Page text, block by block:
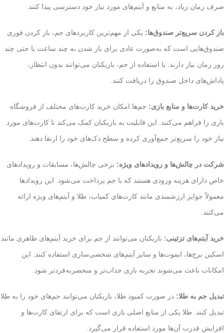
صرف زمان زیاد، به منابع و آیتم‌های مورد نیاز خود دسترسی پیدا کنند.
باز کردن سریع‌تر صندوق‌ها: یکی از مهم‌ترین کاربردهای جم، باز کردن فوری
صندوق‌هایی است که به‌صورت عادی برای باز شدن به چند ساعت یا حتی چند
روز زمان نیاز دارند. با استفاده از جم، بازیکنان می‌توانند بدون انتظار،
پاداش‌های داخل صندوق را دریافت کنند.
خرید کارت‌ها و منابع بازی: جم‌ها امکان خرید کارت‌های مختلف از فروشگاه
بازی را فراهم می‌کنند. این قابلیت به بازیکنان کمک می‌کند تا کارت‌های مورد
نیاز خود را سریع‌تر جمع‌آوری کرده و سطح دک‌های خود را ارتقا دهند.
شرکت در چالش‌ها و رویدادهای ویژه: برخی چالش‌ها، مسابقات و رویدادهای
خاص دارای هزینه ورودی هستند که با جم پرداخت می‌شود. این رویدادها
معمولاً جوایز ارزشمندی مانند کارت‌های کمیاب، طلا و آیتم‌های ویژه ارائه
می‌کنند.
خرید آیتم‌های تزئینی: بازیکنان می‌توانند از جم برای خرید آیتم‌های ظاهری مانند
اسکین برج‌ها، ایموت‌ها و سایر آیتم‌های شخصی‌سازی استفاده کنند. این
امکانات باعث می‌شوند تجربه بازی جذاب‌تر و منحصربه‌فردتر شود.
تبدیل جم به طلا: در صورت کمبود طلا، بازیکنان می‌توانند جم‌های خود را به طلا
تبدیل کنند. طلا یکی از منابع اصلی بازی است که برای ارتقای کارت‌ها و
افزایش قدرت آن‌ها مورد استفاده قرار می‌گیرد.